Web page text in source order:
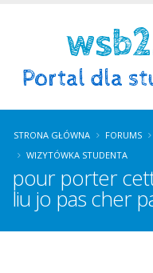
STRONA GŁÓWNA FORUMS
WIZYTÓWKA STUDENTA
pour porter
liu jo pas cher